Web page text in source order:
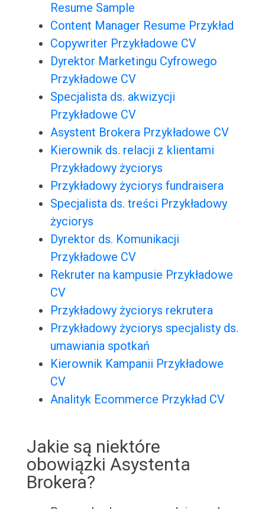
Resume Sample
Content Manager Resume Przykład
Copywriter Przykładowe CV
Dyrektor Marketingu Cyfrowego
Przykładowe CV
Specjalista ds. akwizycji
Przykładowe CV
Asystent Brokera Przykładowe CV
Kierownik ds. relacji z klientami
Przykładowy życiorys
Przykładowy życiorys fundraisera
Specjalista ds. treści Przykładowy
życiorys
Dyrektor ds. Komunikacji
Przykładowe CV
Rekruter na kampusie Przykładowe
CV
Przykładowy życiorys rekrutera
Przykładowy życiorys specjalisty ds.
umawiania spotkań
Kierownik Kampanii Przykładowe
CV
Analityk Ecommerce Przykład CV
Jakie są niektóre
obowiązki Asystenta
Brokera?